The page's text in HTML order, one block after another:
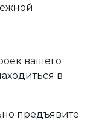
вашего
в
предъявите